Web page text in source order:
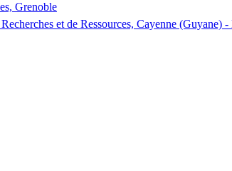
Grenoble
et de Ressources, Cayenne